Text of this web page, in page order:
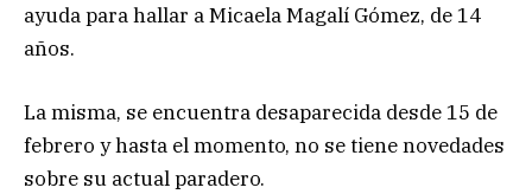
ayuda para hallar a Micaela Magalí Gómez, de 14
años.
La misma, se encuentra desaparecida desde 15 de
febrero y hasta el momento, no se tiene novedades
sobre su actual paradero.